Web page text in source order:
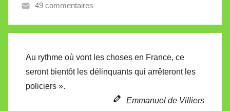
V
l
e
49 commentaires
Au rythme où vont les choses en France, ce
seront bientôt les délinquants qui arrêteront les
policiers ».
Emmanuel de Villiers